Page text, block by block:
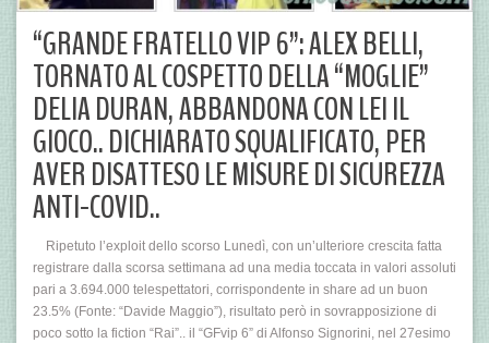
“GRANDE FRATELLO VIP 6”: ALEX BELLI,
TORNATO AL COSPETTO DELLA “MOGLIE”
DELIA DURAN, ABBANDONA CON LEI IL
GIOCO.. DICHIARATO SQUALIFICATO, PER
AVER DISATTESO LE MISURE DI SICUREZZA
ANTI-COVID..
Ripetuto l’exploit dello scorso Lunedì, con un’ulteriore crescita fatta
registrare dalla scorsa settimana ad una media toccata in valori assoluti
pari a 3.694.000 telespettatori, corrispondente in share ad un buon
23.5% (Fonte: “Davide Maggio”), risultato però in sovrapposizione di
poco sotto la fiction “Rai”.. il “GFvip 6” di Alfonso Signorini, nel 27esimo